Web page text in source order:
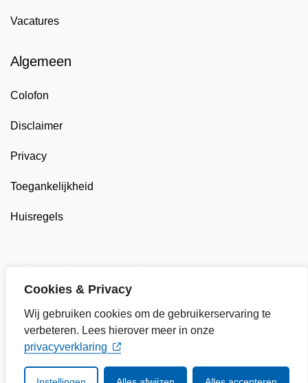
Cookies & Privacy
Wij gebruiken cookies om de gebruikerservaring te
verbeteren. Lees hierover meer in onze
privacyverklaring
Vacatures
Algemeen
Colofon
Disclaimer
Privacy
Toegankelijkheid
Huisregels